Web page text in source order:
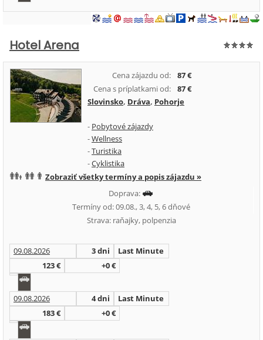
Hotel Arena
Cena zájazdu od:
87 €
Cena s príplatkami od:
87 €
Slovinsko, Dráva, Pohorje
- Pobytové zájazdy
-Wellness
-Turistika
-Cyklistika
Zobraziť všetky termíny a popis zájazdu »
Doprava:
Termíny od: 09.08., 3, 4, 5, 6 dňové
Strava: raňajky, polpenzia
09.08.2026 3 dni
Last Minute
123 €
+0 €
09.08.2026 4 dni
Last Minute
183 €
+0 €